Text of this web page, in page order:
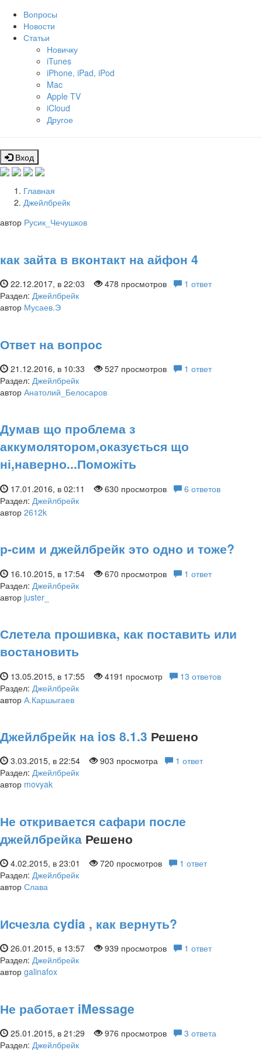
Вопросы
Новости
Статьи
Новичку
iTunes
iPhone, iPad, iPod
Mac
Apple TV
iCloud
Другое
Вход
Главная
Джейлбрейк
автор Русик_Чечушков
как зайта в вконтакт на айфон 4
22.12.2017, в 22:03 478 просмотров
1 ответ
Раздел: Джейлбрейк
автор Мусаев.Э
Ответ на вопрос
21.12.2016, в 10:33 527 просмотров
1 ответ
Раздел: Джейлбрейк
автор Анатолий_Белосаров
Думав що проблема з
аккумолятором,оказується що
ні,наверно...Поможіть
17.01.2016, в 02:11 630 просмотров
6 ответов
Раздел: Джейлбрейк
автор 2612k
р-сим и джейлбрейк это одно и тоже?
16.10.2015, в 17:54 670 просмотров
1 ответ
Раздел: Джейлбрейк
автор juster_
Слетела прошивка, как поставить или
востановить
13.05.2015, в 17:55 4191 просмотр
13 ответов
Раздел: Джейлбрейк
автор А.Каршыгаев
Джейлбрейк на ios 8.1.3 Решено
3.03.2015, в 22:54 903 просмотра
1 ответ
Раздел: Джейлбрейк
автор movyak
Не откривается сафари после
джейлбрейка Решено
4.02.2015, в 23:01 720 просмотров
1 ответ
Раздел: Джейлбрейк
автор Слава
Исчезла cydia , как вернуть?
26.01.2015, в 13:57 939 просмотров
1 ответ
Раздел: Джейлбрейк
автор galinafox
Не работает iMessage
25.01.2015, в 21:29 976 просмотров
3 ответа
Раздел: Джейлбрейк